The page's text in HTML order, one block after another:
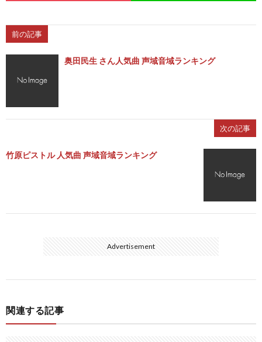
前の記事
奥田民生 さん人気曲 声域音域ランキング
次の記事
竹原ピストル 人気曲 声域音域ランキング
Advertisement
関連する記事